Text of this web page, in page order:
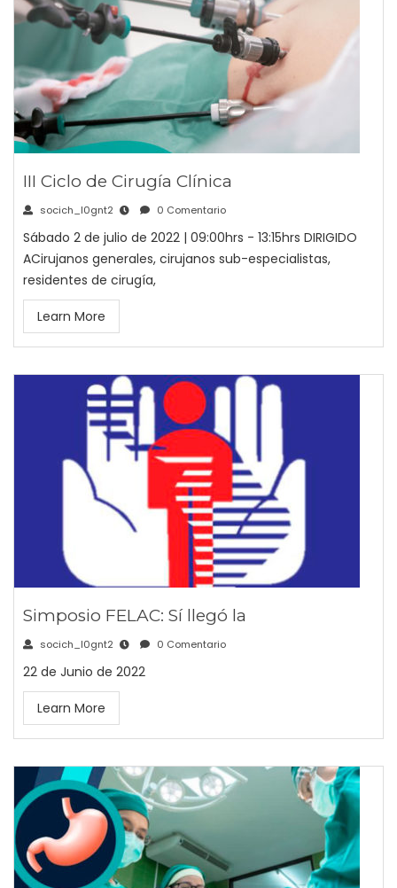
III Ciclo de Cirugía Clínica
socich_l0gnt2 0 Comentario
Sábado 2 de julio de 2022 | 09:00hrs - 13:15hrs DIRIGIDO
ACirujanos generales, cirujanos sub-especialistas,
residentes de cirugía,
Learn More
Simposio FELAC: Sí llegó la
socich_l0gnt2 0 Comentario
22 de Junio de 2022
Learn More